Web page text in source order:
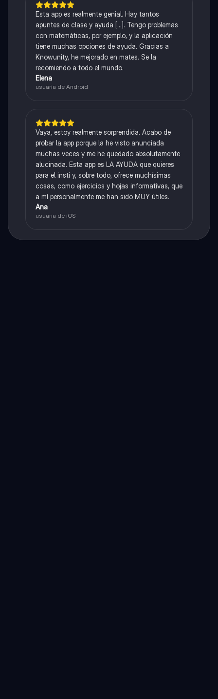
Esta app es realmente genial. Hay tantos
apuntes de clase y ayuda [...]. Tengo problemas
con matemáticas, por ejemplo, y la aplicación
tiene muchas opciones de ayuda. Gracias a
Knowunity, he mejorado en mates. Se la
recomiendo a todo el mundo.
Elena
usuaria de Android
Vaya, estoy realmente sorprendida. Acabo de
probar la app porque la he visto anunciada
muchas veces y me he quedado absolutamente
alucinada. Esta app es LA AYUDA que quieres
para el insti y, sobre todo, ofrece muchísimas
cosas, como ejercicios y hojas informativas, que
a mí personalmente me han sido MUY útiles.
Ana
usuaria de iOS